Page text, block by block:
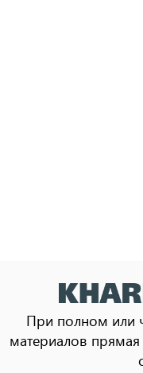
При полном или
материалов прямая